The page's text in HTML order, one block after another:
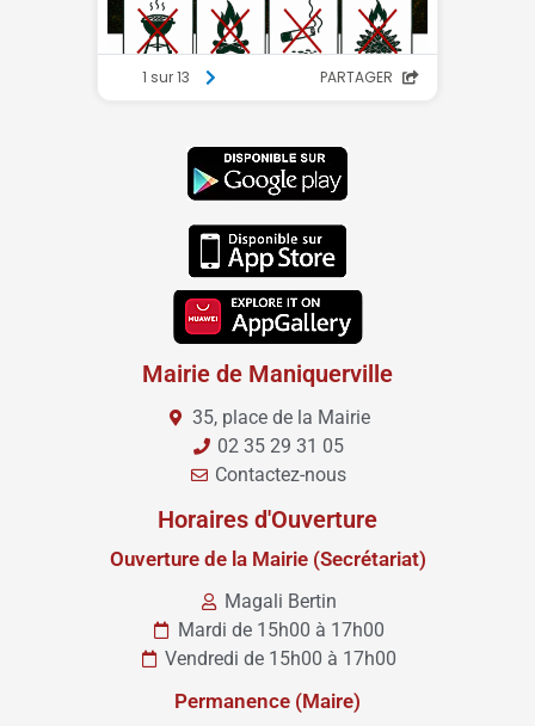
Mairie de Maniquerville
35, place de la Mairie
02 35 29 31 05
Contactez-nous
Horaires d'Ouverture
Ouverture de la Mairie (Secrétariat)
Magali Bertin
Mardi de 15h00 à 17h00
Vendredi de 15h00 à 17h00
Permanence (Maire)